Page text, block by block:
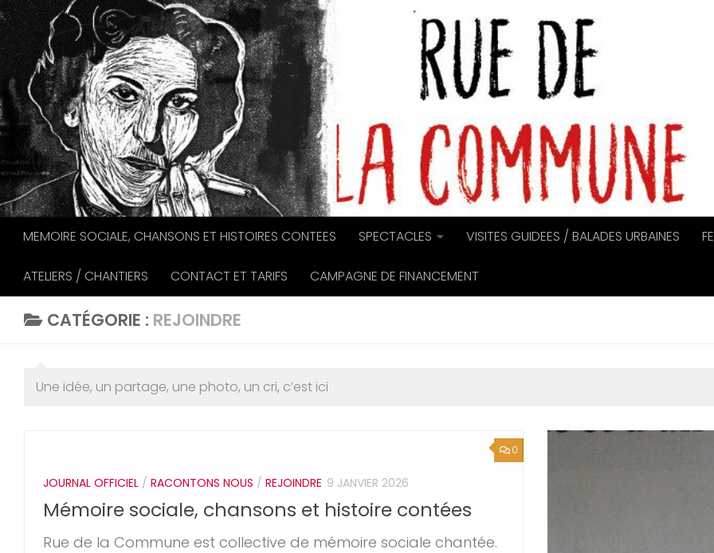
Au dessous du contenu
MEMOIRE SOCIALE, CHANSONS ET HISTOIRES CONTEES SPECTACLES VISITES GUIDEES / BALADES URBAINES
ATELIERS / CHANTIERS CONTACT ET TARIFS CAMPAGNE DE FINANCEMENT
CATÉGORIE : REJOINDRE
Une idée, un partage, une photo, un cri, c’est ici
0
JOURNAL OFFICIEL / RACONTONS NOUS / REJOINDRE 9 JANVIER 2026
Mémoire sociale, chansons et histoire contées
Rue de la Commune est collective de mémoire sociale chantée.